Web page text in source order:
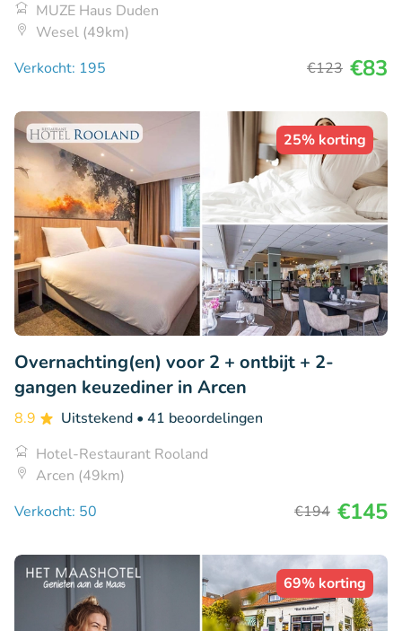
MUZE Haus Duden
Wesel (49km)
Verkocht: 195
€123 €83
25% korting
Overnachting(en) voor 2 + ontbijt + 2-
gangen keuzediner in Arcen
8.9 Uitstekend • 41 beoordelingen
Hotel-Restaurant Rooland
Arcen (49km)
Verkocht: 50
€194 €145
69% korting